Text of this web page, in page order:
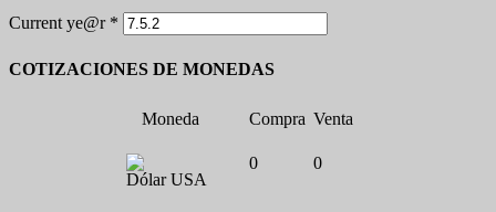
Current ye@r *
COTIZACIONES DE MONEDAS
Moneda Compra Venta
Dólar USA
0 0